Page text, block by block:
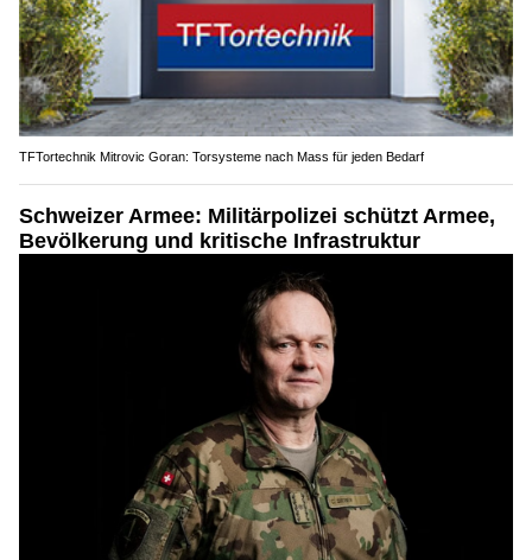
TFTortechnik Mitrovic Goran: Torsysteme nach Mass für jeden Bedarf
Schweizer Armee: Militärpolizei schützt Armee,
Bevölkerung und kritische Infrastruktur